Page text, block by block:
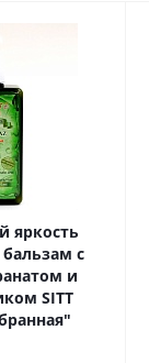
яркость
с
и
SITT